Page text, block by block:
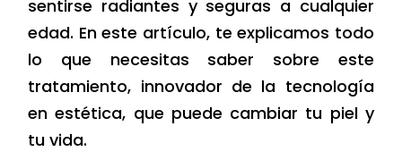
sentirse radiantes y seguras a cualquier
edad. En este artículo, te explicamos todo
lo que necesitas saber sobre este
tratamiento, innovador de la tecnología
en estética, que puede cambiar tu piel y
tu vida.